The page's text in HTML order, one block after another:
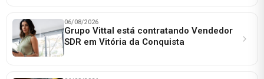
06/08/2026
Grupo Vittal está contratando Vendedor
SDR em Vitória da Conquista